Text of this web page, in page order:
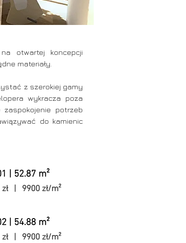
otwartej koncepcji
materiały.
z szerokiej gamy
wykracza poza
potrzeb
do kamienic
| 52.87 m²
zł | 9900 zł/m²
| 54.88 m²
zł | 9900 zł/m²